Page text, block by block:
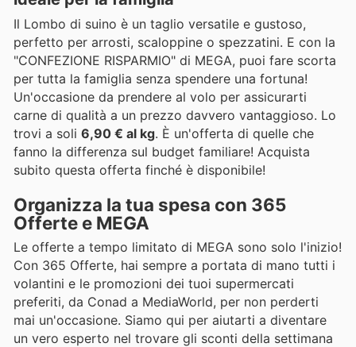
Il Lombo di suino è un taglio versatile e gustoso,
perfetto per arrosti, scaloppine o spezzatini. E con la
"CONFEZIONE RISPARMIO" di MEGA, puoi fare scorta
per tutta la famiglia senza spendere una fortuna!
Un'occasione da prendere al volo per assicurarti
carne di qualità a un prezzo davvero vantaggioso. Lo
trovi a soli 6,90 € al kg. È un'offerta di quelle che
fanno la differenza sul budget familiare! Acquista
subito questa offerta finché è disponibile!
Organizza la tua spesa con 365
Offerte e MEGA
Le offerte a tempo limitato di MEGA sono solo l'inizio!
Con 365 Offerte, hai sempre a portata di mano tutti i
volantini e le promozioni dei tuoi supermercati
preferiti, da Conad a MediaWorld, per non perderti
mai un'occasione. Siamo qui per aiutarti a diventare
un vero esperto nel trovare gli sconti della settimana